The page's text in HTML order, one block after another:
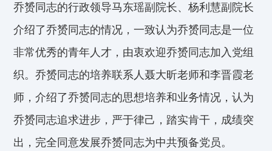
乔赟同志的行政领导马东瑶副院长、杨利慧副院长
介绍了乔赟同志的情况，一致认为乔赟同志是一位
非常优秀的青年人才，由衷欢迎乔赟同志加入党组
织。乔赟同志的培养联系人聂大昕老师和李晋霞老
师，介绍了乔赟同志的思想培养和业务情况，认为
乔赟同志追求进步，严于律己，踏实肯干，成绩突
出，完全同意发展乔赟同志为中共预备党员。